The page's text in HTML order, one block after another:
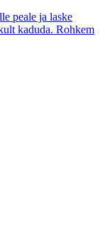
peale ja laske
kaduda. Rohkem